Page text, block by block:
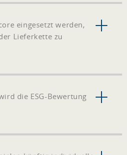
eingesetzt werden,
Lieferkette zu
die ESG-Bewertung